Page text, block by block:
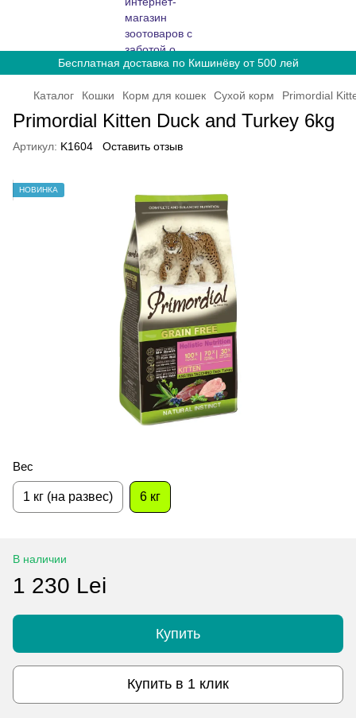
Бесплатная доставка по Кишинёву от 500 лей
Каталог Кошки Корм для кошек Сухой корм Primordial
Primordial Kitten Duck and Turkey 6kg
Артикул: K1604 Оставить отзыв
НОВИНКА
Вес
1 кг (на развес) 6 кг
В наличии
1 230 Lei
Купить
Купить в 1 клик